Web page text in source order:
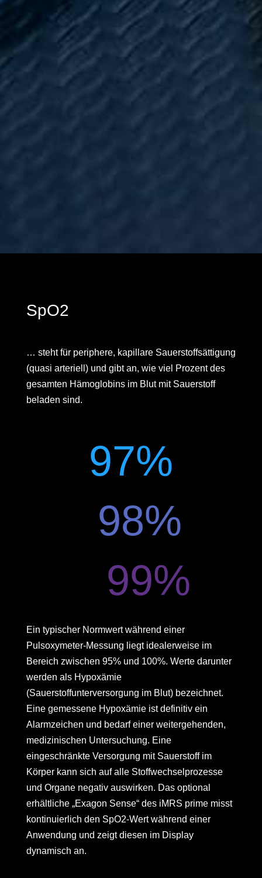
SpO2
… steht für periphere, kapillare Sauerstoffsättigung
(quasi arteriell) und gibt an, wie viel Prozent des
gesamten Hämoglobins im Blut mit Sauerstoff
beladen sind.
97%
98%
99%
Ein typischer Normwert während einer
Pulsoxymeter-Messung liegt idealerweise im
Bereich zwischen 95% und 100%. Werte darunter
werden als Hypoxämie
(Sauerstoffunterversorgung im Blut) bezeichnet.
Eine gemessene Hypoxämie ist definitiv ein
Alarmzeichen und bedarf einer weitergehenden,
medizinischen Untersuchung. Eine
eingeschränkte Versorgung mit Sauerstoff im
Körper kann sich auf alle Stoffwechselprozesse
und Organe negativ auswirken. Das optional
erhältliche „Exagon Sense“ des iMRS prime misst
kontinuierlich den SpO2-Wert während einer
Anwendung und zeigt diesen im Display
dynamisch an.